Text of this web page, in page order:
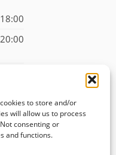
to store and/or
will allow us to process
consenting or
and functions.